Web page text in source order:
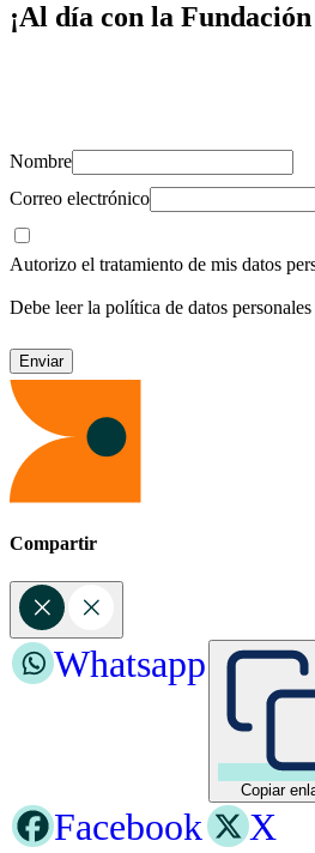
¡Al día con la
Nombre
Correo electrónico
Autorizo el tratamiento de mis datos
Debe leer la política de datos
Compartir
Copiar
Whatsapp
Facebook
X